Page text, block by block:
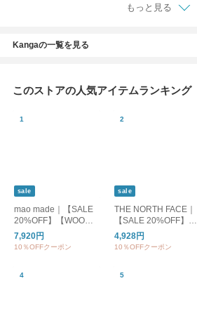
もっと見る
Kangaの一覧を見る
このストアの人気アイテムランキング
sale
mao made｜【SALE
20%OFF】【WOODY
別注カラー】クルーネ
ックカーディガン UV
ボーダー 611113
7,920円
10％OFFクーポン
sale
THE NORTH FACE｜
【SALE 20%OFF】S/
S ES Big Logo Tee シ
ョートスリーブ ES ビ
ップス ntw32581
4,928円
10％OFFクーポン